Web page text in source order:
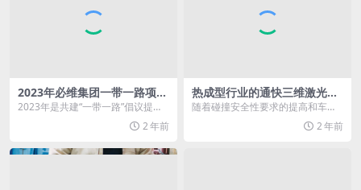
2023年必维集团一带一路项
目：建筑和基础设施
2023年是共建“一带一路”倡议提出1
0周年。这一年，必维集团持续助力
2 年前
热成型行业的通快三维激光切
割解决方案
随着碰撞安全性要求的提高和车身
轻量化需求的增长，热冲压成型工
2 年前